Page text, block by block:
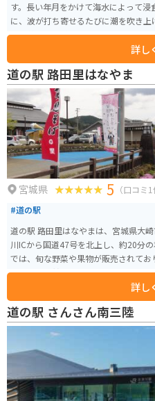
す。長い年月をかけて海水によって
に、波が打ち寄せるたびに潮を吹き
さと美しさを感じさせてくれます。 他にも「龍の松」と呼ばれる復興のシン
ボルとなった松の木があり、東日本
ます。また、海蝕洞の岩孔や奇岩も
いスポットです。周辺には観光案内
も良く、気仙沼市の中心部から車で約
詳し
道の駅 路田里はなやま
宮城県 5 （口コミ1
#道の駅
道の駅 路田里はなやまは、宮城県大
川ICから国道47号を北上し、約20分の場所にありま
では、旬な野菜や果物が販売されて
に、夏には甘くてみずみずしいスイ
ストランでは、地元産の食材を使った料
で訪れる場合、道の駅には広い駐車
リングの休憩場所として利用するの
ばせば、鳴子温泉郷や鬼首温泉郷など
ます。日帰り温泉施設も充実してい
ができます。 道の駅 路田里はなやまは、地元の人々とのふれあいや、自然豊
かな景色を楽しむことができる場所
寄ってみてください。
詳し
道の駅 さんさん南三陸